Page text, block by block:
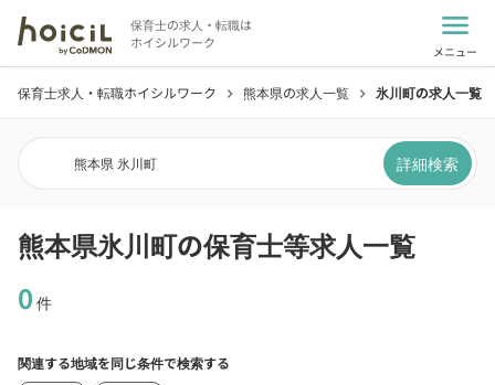
保育士の求人・転職は
ホイシルワーク
menu
メニュー
保育士求人・転職ホイシルワーク chevron_right 熊本県の求人一覧 chevron_right 氷川町の求人一覧
熊本県 氷川町 詳細検索
熊本県氷川町の保育士等求人一覧
0 件
関連する地域を同じ条件で検索する